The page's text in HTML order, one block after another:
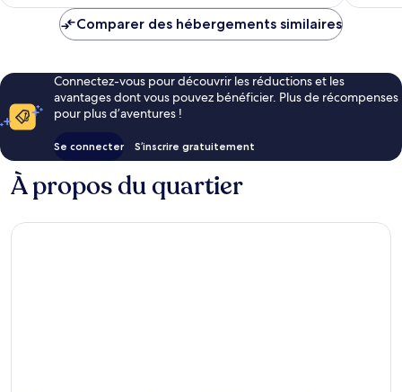
est
de
Comparer des hébergements similaires
Connectez-vous pour découvrir les réductions et les
avantages dont vous pouvez bénéficier. Plus de récompenses
pour plus d’aventures !
Se connecter S’inscrire gratuitement
À propos du quartier